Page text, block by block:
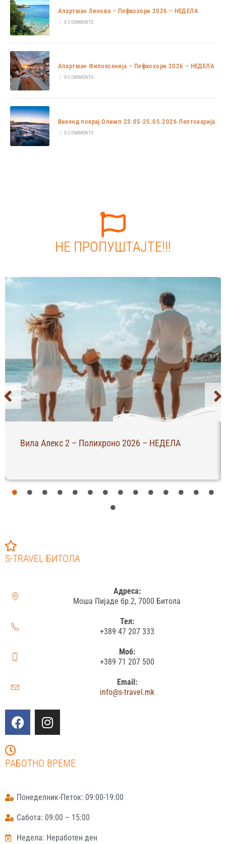
Апартман Зинова – Пефкохори 2026 – НЕДЕЛА
/ 0 COMMENTS
Апартман Филоксенија – Пефкохори 2026 – НЕДЕЛА
/ 0 COMMENTS
Викенд покрај Олимп 23.05-25.05.2026 Лептокарија
/ 0 COMMENTS
НЕ ПРОПУШТАЈТЕ!!!
Алекс 2 – Полихроно 2026 – НЕДЕЛА
S-TRAVEL БИТОЛА
Адреса:
Моша Пијаде бр.2, 7000 Битола
Тел:
+389 47 207 333
Моб:
+389 71 207 500
Email:
info@s-travel.mk
РАБОТНО ВРЕМЕ
Понеделник-Петок: 09:00-19:00
Сабота: 09:00 – 15:00
Недела: Неработен ден